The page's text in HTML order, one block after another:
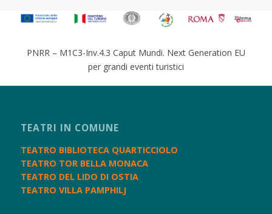
PNRR – M1C3-Inv.4.3 Caput Mundi. Next Generation EU
per grandi eventi turistici
TEATRI IN COMUNE
TEATRO BIBLIOTECA QUARTICCIOLO
TEATRO TOR BELLA MONACA
TEATRO DEL LIDO DI OSTIA
TEATRO VILLA PAMPHILJ